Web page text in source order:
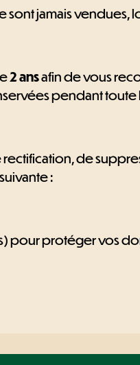
sont jamais vendues,
2 ansafin de vous
pendant
rectification, de
:
pour protéger vos